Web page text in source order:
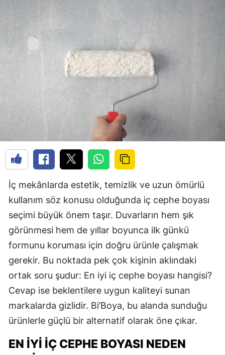
İç mekânlarda estetik, temizlik ve uzun ömürlü
kullanım söz konusu olduğunda iç cephe boyası
seçimi büyük önem taşır. Duvarların hem şık
görünmesi hem de yıllar boyunca ilk günkü
formunu koruması için doğru ürünle çalışmak
gerekir. Bu noktada pek çok kişinin aklındaki
ortak soru şudur: En iyi iç cephe boyası hangisi?
Cevap ise beklentilere uygun kaliteyi sunan
markalarda gizlidir. Bi’Boya, bu alanda sunduğu
ürünlerle güçlü bir alternatif olarak öne çıkar.
EN İYI İÇ CEPHE BOYASI NEDEN